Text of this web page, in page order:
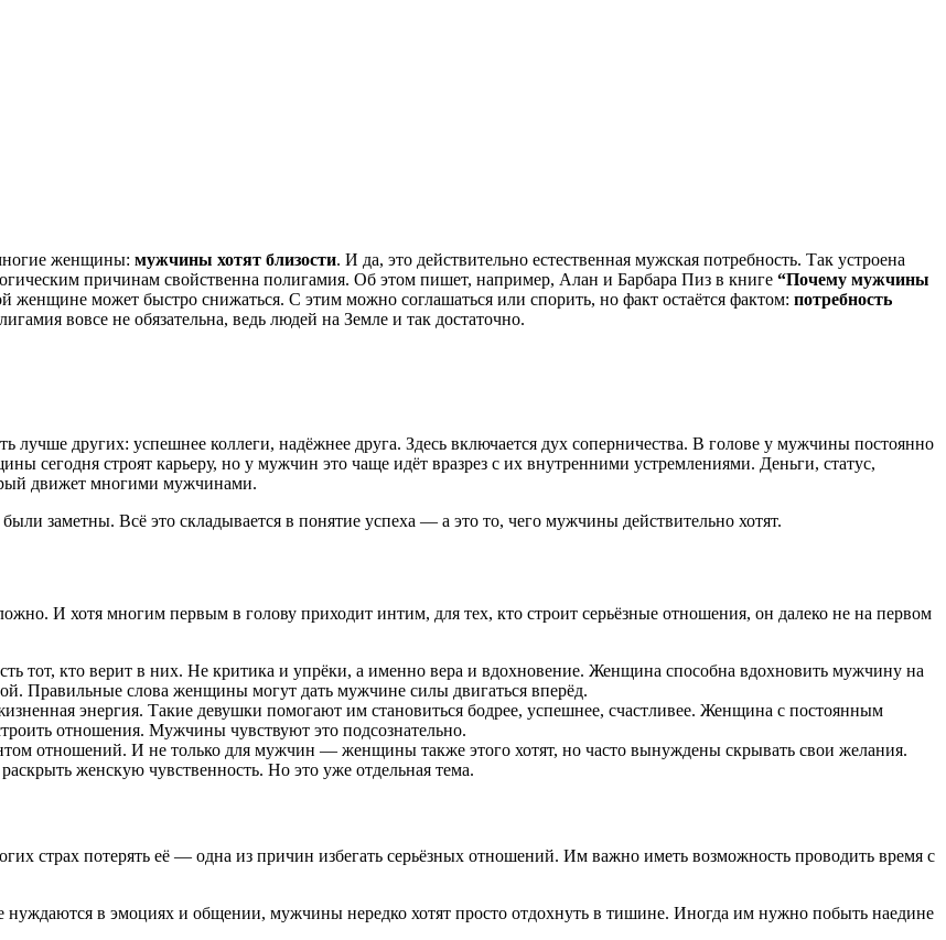
женщины: мужчины хотят близости. И да, это действительно естественная мужская потребность. Так устроена
причинам свойственна полигамия. Об этом пишет, например, Алан и Барбара Пиз в книге “Почему мужчины
женщине может быстро снижаться. С этим можно соглашаться или спорить, но факт остаётся фактом: потребность
вовсе не обязательна, ведь людей на Земле и так достаточно.
лучше других: успешнее коллеги, надёжнее друга. Здесь включается дух соперничества. В голове у мужчины постоянно
сегодня строят карьеру, но у мужчин это чаще идёт вразрез с их внутренними устремлениями. Деньги, статус,
движет многими мужчинами.
заметны. Всё это складывается в понятие успеха — а это то, чего мужчины действительно хотят.
И хотя многим первым в голову приходит интим, для тех, кто строит серьёзные отношения, он далеко не на первом
тот, кто верит в них. Не критика и упрёки, а именно вера и вдохновение. Женщина способна вдохновить мужчину на
Правильные слова женщины могут дать мужчине силы двигаться вперёд.
энергия. Такие девушки помогают им становиться бодрее, успешнее, счастливее. Женщина с постоянным
отношения. Мужчины чувствуют это подсознательно.
отношений. И не только для мужчин — женщины также этого хотят, но часто вынуждены скрывать свои желания.
женскую чувственность. Но это уже отдельная тема.
страх потерять её — одна из причин избегать серьёзных отношений. Им важно иметь возможность проводить время с
в эмоциях и общении, мужчины нередко хотят просто отдохнуть в тишине. Иногда им нужно побыть наедине